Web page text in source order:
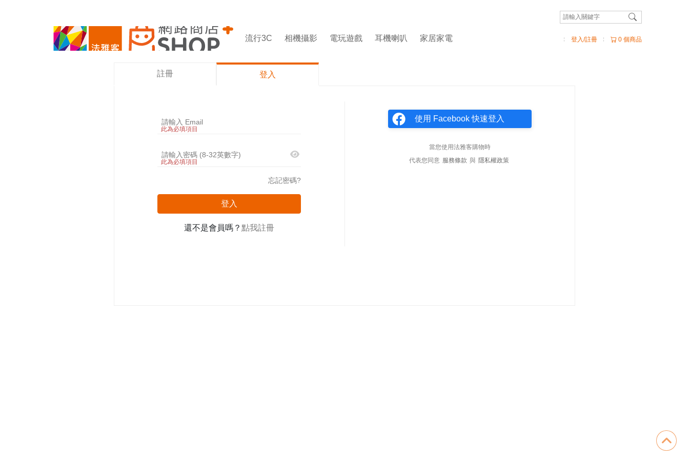
流行3C 相機攝影 電玩遊戲 耳機喇叭 家居家電 0 個商品
登入/註冊
註冊 登入
此為必填項目
此為必填項目
忘記密碼?
登入
還不是會員嗎？點我註冊
使用 Facebook 快速登入
當您使用法雅客購物時
代表您同意 服務條款 與 隱私權政策